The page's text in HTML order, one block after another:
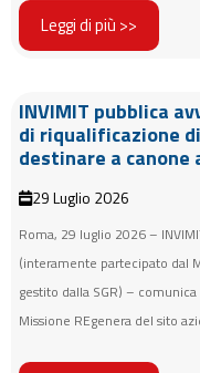
Leggi di più >>
INVIMIT pubblica
di riqualificazione
destinare a canone
29 Luglio 2026
Roma, 29 luglio 2026 –
(interamente partecipato dal
gestito dalla SGR) –
Missione REgenera del sito